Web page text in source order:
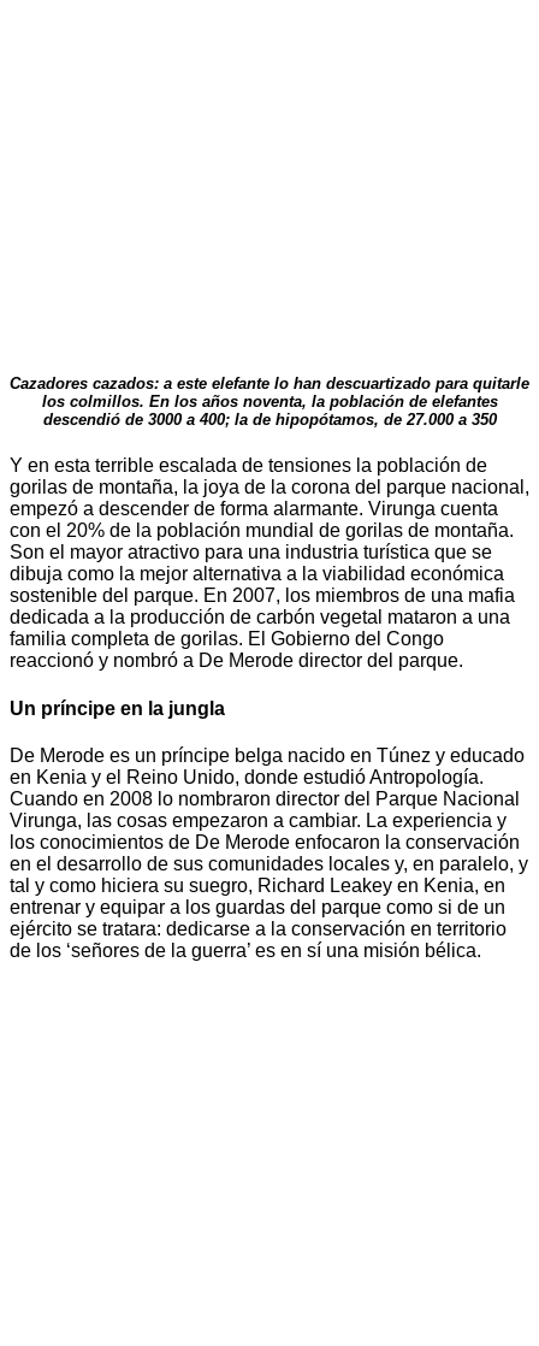
Cazadores cazados: a este elefante lo han descuartizado para quitarle
los colmillos. En los años noventa, la población de elefantes
descendió de 3000 a 400; la de hipopótamos, de 27.000 a 350
Y en esta terrible escalada de tensiones la población de
gorilas de montaña, la joya de la corona del parque nacional,
empezó a descender de forma alarmante. Virunga cuenta
con el 20% de la población mundial de gorilas de montaña.
Son el mayor atractivo para una industria turística que se
dibuja como la mejor alternativa a la viabilidad económica
sostenible del parque. En 2007, los miembros de una mafia
dedicada a la producción de carbón vegetal mataron a una
familia completa de gorilas. El Gobierno del Congo
reaccionó y nombró a De Merode director del parque.
Un príncipe en la jungla
De Merode es un príncipe belga nacido en Túnez y educado
en Kenia y el Reino Unido, donde estudió Antropología.
Cuando en 2008 lo nombraron director del Parque Nacional
Virunga, las cosas empezaron a cambiar. La experiencia y
los conocimientos de De Merode enfocaron la conservación
en el desarrollo de sus comunidades locales y, en paralelo, y
tal y como hiciera su suegro, Richard Leakey en Kenia, en
entrenar y equipar a los guardas del parque como si de un
ejército se tratara: dedicarse a la conservación en territorio
de los ‘señores de la guerra’ es en sí una misión bélica.